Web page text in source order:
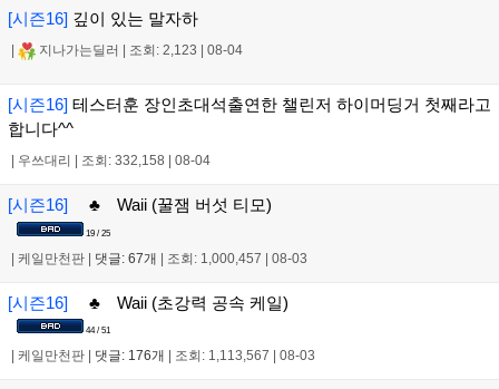
[시즌16] 깊이 있는 말자하
지나가는딜러 조회: 2,123 08-04
[시즌16] 테스터훈 장인초대석출연한 챌린저 하이머딩거 첫째라고
합니다^^
우쓰대리 조회: 332,158 08-04
[시즌16] ♣ Waii (꿀잼 버섯 티모)
19 / 25
| 케일만천판 | 댓글: 67개 | 조회: 1,000,457 | 08-03
[시즌16] ♣ Waii (초강력 공속 케일)
44 / 51
케일만천판 댓글: 176개 조회: 1,113,567 08-03